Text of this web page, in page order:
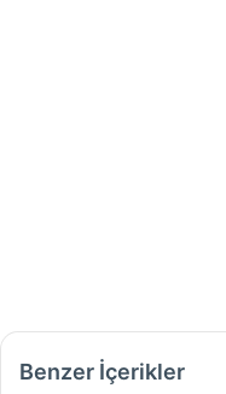
Benzer İçerikler